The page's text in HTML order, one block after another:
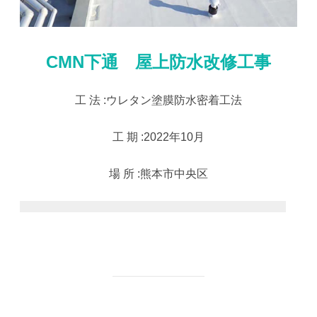
CMN下通 屋上防水改修工事
工 法 :ウレタン塗膜防水密着工法
工 期 :2022年10月
場 所 :熊本市中央区